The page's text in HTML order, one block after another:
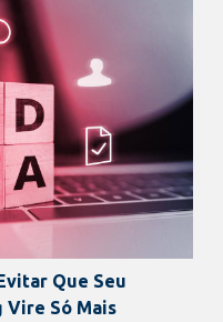
Que Seu
Vire Só Mais